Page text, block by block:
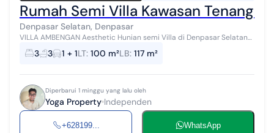
Rumah Semi Villa Kawasan Tenang
Denpasar Selatan, Denpasar
VILLA AMBENGAN Aesthetic Hunian semi Villa di Denpasar Selatan
Lokasi premium :zap:view sawah :zap:dekat Pelabuhan Benoa
:zap:dekat public fasilt...
3 3 1 + 1LT: 100 m²LB: 117 m²
Diperbarui 1 minggu yang lalu oleh
Yoga Property Independen
+628199... WhatsApp